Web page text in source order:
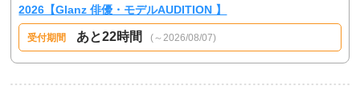
2026【Glanz 俳優・モデルAUDITION 】
受付期間 あと22時間 (～2026/08/07)